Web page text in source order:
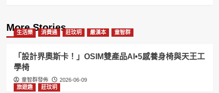
More Stories
生活樂 消費通 莊玟玥 嚴漢本 童智群
「設計界奧斯卡！」OSIM雙產品AI•5感養身椅與天王工
學椅
童智群發佈
2026-06-09
旅遊趣
莊玟玥